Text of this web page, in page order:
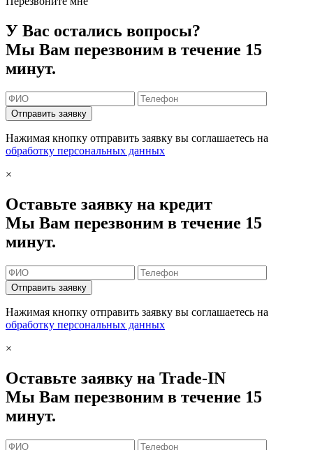
У Вас остались вопросы?
Мы Вам перезвоним в течение 15
минут.
Отправить заявку
Нажимая кнопку отправить заявку вы соглашаетесь на
обработку персональных данных
×
Оставьте заявку на кредит
Мы Вам перезвоним в течение 15
минут.
Отправить заявку
Нажимая кнопку отправить заявку вы соглашаетесь на
обработку персональных данных
×
Оставьте заявку на Trade-IN
Мы Вам перезвоним в течение 15
минут.